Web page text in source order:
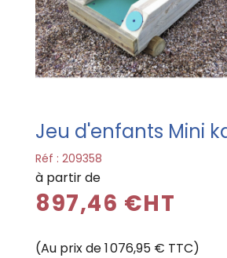
Jeu d'enfants Mini
Réf : 209358
à partir de
897,46 €HT
(Au prix de 1 076,95 € TTC)